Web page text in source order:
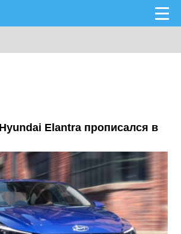
Elantra прописался в